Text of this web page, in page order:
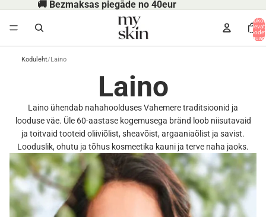
🚚 Bezmaksas piegāde no 40eur
Koduleht/Laino
Laino
Laino ühendab nahahoolduses Vahemere traditsioonid ja
looduse väe. Üle 60-aastase kogemusega bränd loob niisutavaid
ja toitvaid tooteid oliiviõlist, sheavõist, argaaniaõlist ja savist.
Looduslik, ohutu ja tõhus kosmeetika kauni ja terve naha jaoks.